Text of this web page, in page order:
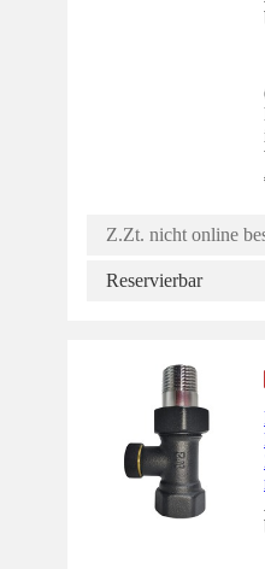
Z.Zt. nicht online
Reservierbar